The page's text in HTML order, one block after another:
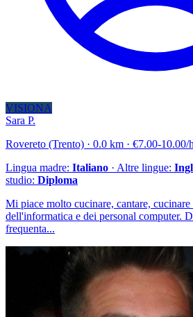
VISIONA
Sara P.
Rovereto (Trento) · 0.0 km · €7.00-
Lingua madre: Italiano · Altre lingue:
studio: Diploma
Mi piace molto cucinare, cantare,
dell'informatica e dei personal computer.
frequenta...